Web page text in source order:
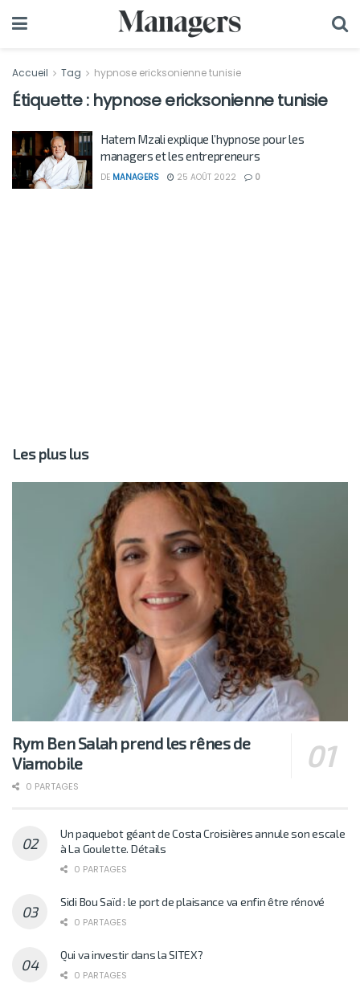
Accueil Tag hypnose ericksonienne tunisie
Étiquette : hypnose ericksonienne tunisie
Hatem Mzali explique l’hypnose pour les
managers et les entrepreneurs
DE MANAGERS 25 AOÛT 2022 0
Les plus lus
Rym Ben Salah prend les rênes de
Viamobile
0 PARTAGES
Un paquebot géant de Costa Croisières annule son escale
à La Goulette. Détails
0 PARTAGES
Sidi Bou Saïd : le port de plaisance va enfin être rénové
0 PARTAGES
Qui va investir dans la SITEX?
0 PARTAGES